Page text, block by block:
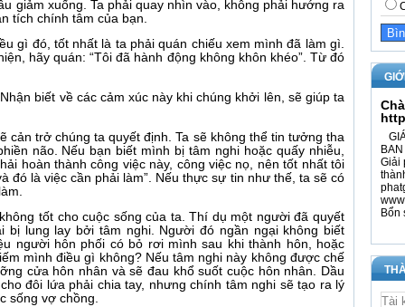
giảm xuống. Ta phải quay nhìn vào, không phải hướng ra
tích chính tâm của bạn.
gì đó, tốt nhất là ta phải quán chiếu xem mình đã làm gì.
hãy quán: “Tôi đã hành động không khôn khéo”. Từ đó
biết về các cảm xúc này khi chúng khởi lên, sẽ giúp ta
cản trở chúng ta quyết định. Ta sẽ không thể tin tưởng tha
não. Nếu bạn biết mình bị tâm nghi hoặc quấy nhiễu,
hoàn thành công việc này, công việc nọ, nên tốt nhất tôi
đó là việc cần phải làm”. Nếu thực sự tin như thế, ta sẽ có
tốt cho cuộc sống của ta. Thí dụ một người đã quyết
bị lung lay bởi tâm nghi. Người đó ngần ngại không biết
người hôn phối có bỏ rơi mình sau khi thành hôn, hoặc
mình điều gì không? Nếu tâm nghi này không được chế
cửa hôn nhân và sẽ đau khổ suốt cuộc hôn nhân. Dầu
đôi lứa phải chia tay, nhưng chính tâm nghi sẽ tạo ra lý
sống vợ chồng.
Giải
Bổn